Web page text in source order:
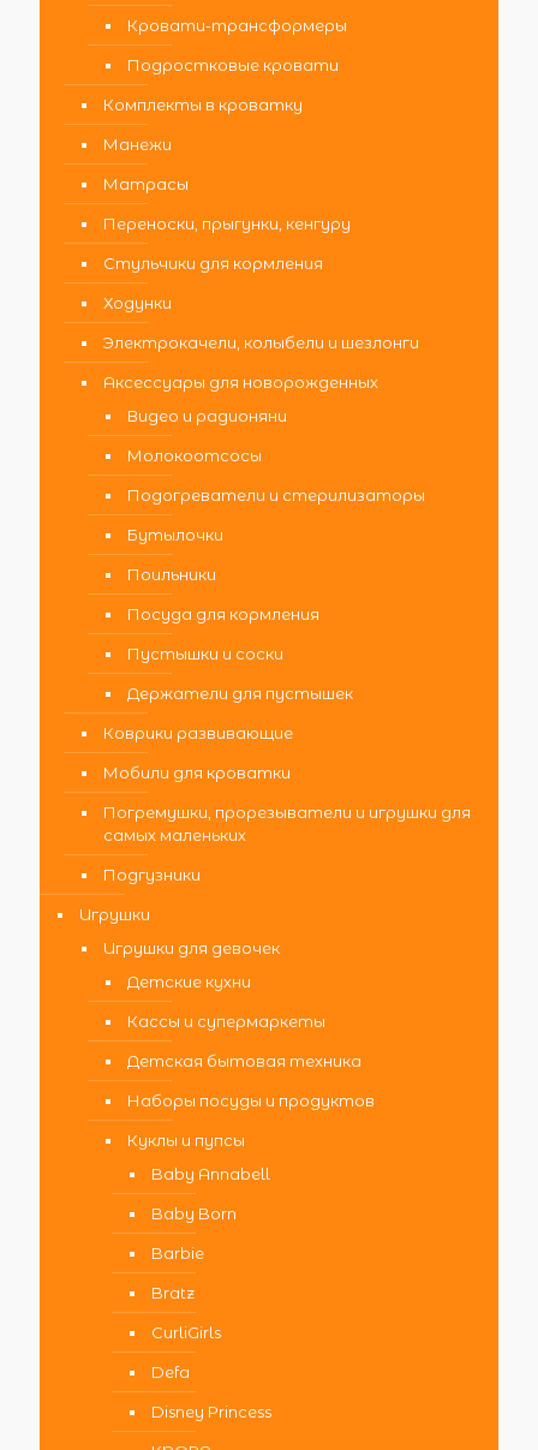
Кровати-трансформеры
Подростковые кровати
Комплекты в кроватку
Манежи
Матрасы
Переноски, прыгунки, кенгуру
Стульчики для кормления
Ходунки
Электрокачели, колыбели и шезлонги
Аксессуары для новорожденных
Видео и радионяни
Молокоотсосы
Подогреватели и стерилизаторы
Бутылочки
Поильники
Посуда для кормления
Пустышки и соски
Держатели для пустышек
Коврики развивающие
Мобили для кроватки
Погремушки, прорезыватели и игрушки для
самых маленьких
Подгузники
Игрушки
Игрушки для девочек
Детские кухни
Кассы и супермаркеты
Детская бытовая техника
Наборы посуды и продуктов
Куклы и пупсы
Baby Annabell
Baby Born
Barbie
Bratz
CurliGirls
Defa
Disney Princess